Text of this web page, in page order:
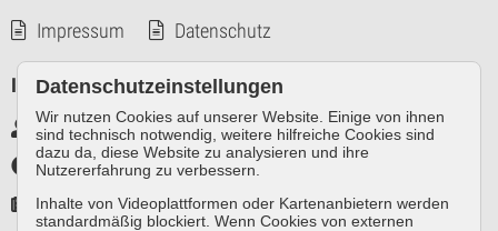
Impressum
Datenschutz
Infos
Markennutzer intern
Infothek
Pressespiegel
Datenschutzeinstellungen
Wir nutzen Cookies auf unserer Website. Einige von ihnen
sind technisch notwendig, weitere hilfreiche Cookies sind
dazu da, diese Website zu analysieren und ihre
Nutzererfahrung zu verbessern.
Inhalte von Videoplattformen oder Kartenanbietern werden
standardmäßig blockiert. Wenn Cookies von externen